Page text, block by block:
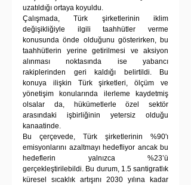
uzatıldığı ortaya koyuldu.
Çalışmada, Türk şirketlerinin iklim
değişikliğiyle ilgili taahhütler verme
konusunda önde olduğunu gösterirken, bu
taahhütlerin yerine getirilmesi ve aksiyon
alınması noktasında ise yabancı
rakiplerinden geri kaldığı belirtildi. Bu
konuya ilişkin Türk şirketleri, ölçüm ve
yönetişim konularında ilerleme kaydetmiş
olsalar da, hükümetlerle özel sektör
arasındaki işbirliğinin yetersiz olduğu
kanaatinde.
Bu çerçevede, Türk şirketlerinin %90'ı
emisyonlarını azaltmayı hedefliyor ancak bu
hedeflerin yalnızca %23’ü
gerçekleştirilebildi. Bu durum, 1.5 santigratlık
küresel sıcaklık artışını 2030 yılına kadar